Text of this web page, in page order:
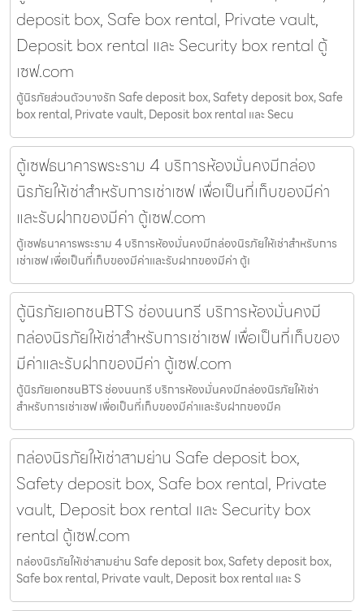
deposit box, Safe box rental, Private vault,
Deposit box rental และ Security box rental ตู้
เซฟ.com
ตู้นิรภัยส่วนตัวบางรัก Safe deposit box, Safety deposit box, Safe
box rental, Private vault, Deposit box rental และ Secu
ตู้เซฟธนาคารพระราม 4 บริการห้องมั่นคงมีกล่อง
นิรภัยให้เช่าสำหรับการเช่าเซฟ เพื่อเป็นที่เก็บของมีค่า
และรับฝากของมีค่า ตู้เซฟ.com
ตู้เซฟธนาคารพระราม 4 บริการห้องมั่นคงมีกล่องนิรภัยให้เช่าสำหรับการ
เช่าเซฟ เพื่อเป็นที่เก็บของมีค่าและรับฝากของมีค่า ตู้เ
ตู้นิรภัยเอกชนBTS ช่องนนทรี บริการห้องมั่นคงมี
กล่องนิรภัยให้เช่าสำหรับการเช่าเซฟ เพื่อเป็นที่เก็บของ
มีค่าและรับฝากของมีค่า ตู้เซฟ.com
ตู้นิรภัยเอกชนBTS ช่องนนทรี บริการห้องมั่นคงมีกล่องนิรภัยให้เช่า
สำหรับการเช่าเซฟ เพื่อเป็นที่เก็บของมีค่าและรับฝากของมีค
กล่องนิรภัยให้เช่าสามย่าน Safe deposit box,
Safety deposit box, Safe box rental, Private
vault, Deposit box rental และ Security box
rental ตู้เซฟ.com
กล่องนิรภัยให้เช่าสามย่าน Safe deposit box, Safety deposit box,
Safe box rental, Private vault, Deposit box rental และ S